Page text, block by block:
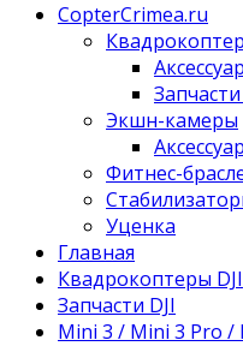
CopterCrimea.ru
Запчасти
Экшн-камеры
Фитнес-
Уценка
Главная
Квадрокоптеры DJI
Запчасти DJI
Mini 3 / Mini 3 Pro /